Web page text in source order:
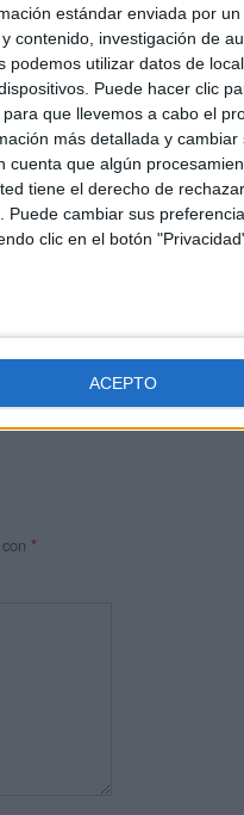
estándar enviada por
contenido, investigación de
utilizar datos de
Puede hacer clic
que llevemos a cabo el
más detallada y cambiar
cuenta que algún
tiene el derecho de
cambiar sus
clic en el botón
ACEPTO
Ginés y
docentes, y
*